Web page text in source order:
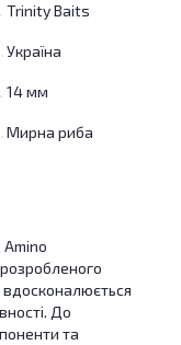
Trinity Baits
Україна
14 мм
Мирна риба
вдосконалюється
До
та